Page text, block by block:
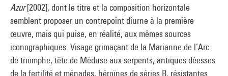
Azur[2002], dont le titre et la composition horizontale
semblent proposer un contrepoint diurne à la première
œuvre, mais qui puise, en réalité, aux mêmes sources
iconographiques. Visage grimaçant de la Marianne de l’Arc
de triomphe, tête de Méduse aux serpents, antiques déesses
de la fertilité et ménades, héroïnes de séries B, résistantes